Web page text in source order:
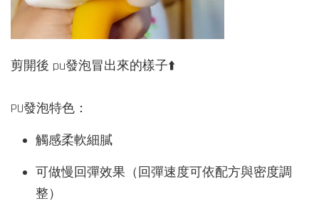
剪開後 pu發泡冒出來的樣子⬆️
PU發泡特色：
觸感柔軟細膩
可做慢回彈效果（回彈速度可依配方與密度調
整）